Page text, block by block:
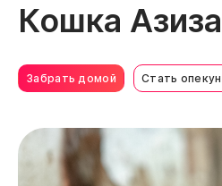
Кошка Азиза
Забрать домой Стать